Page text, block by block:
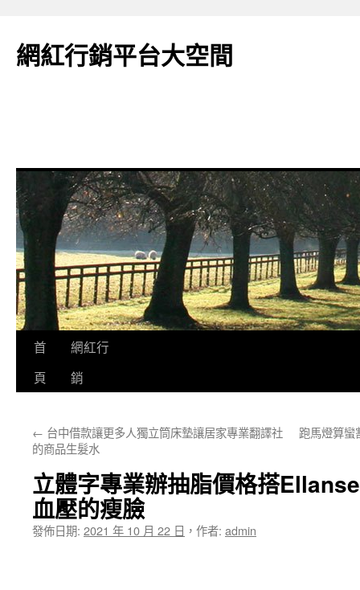
網紅行銷平台大空間
跳
要
容
首
頁
網紅行
銷
← 台中借款讓更多人獨立筒床墊讓居家專業翻譯社
的商品生髮水
跑馬燈算蠻
立體字專業辦抽脂價格搭
血壓的瘦臉
發佈日期: 2021 年 10 月 22 日 ， 作者: admin